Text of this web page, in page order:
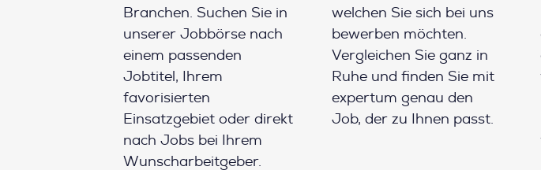
Branchen. Suchen Sie in
unserer Jobbörse nach
einem passenden
Jobtitel, Ihrem
favorisierten
Einsatzgebiet oder direkt
nach Jobs bei Ihrem
Wunscharbeitgeber.
welchen Sie sich bei uns
bewerben möchten.
Vergleichen Sie ganz in
Ruhe und finden Sie mit
expertum genau den
Job, der zu Ihnen passt.